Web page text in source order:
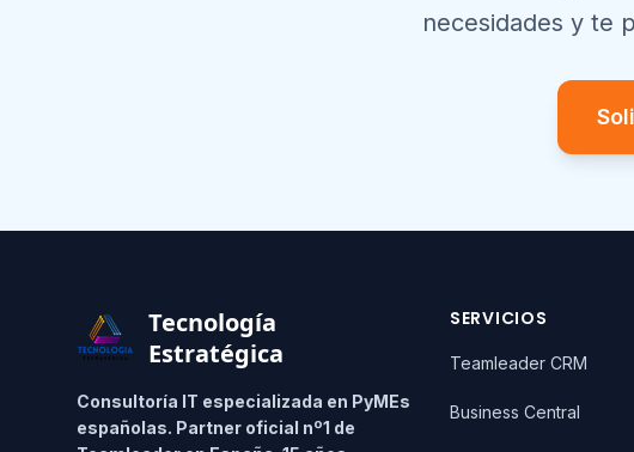
necesidades y te
Tecnología
Estratégica
Consultoría IT especializada en PyMEs
españolas. Partner oficial nº1 de
SERVICIOS
Teamleader CRM
Business Central